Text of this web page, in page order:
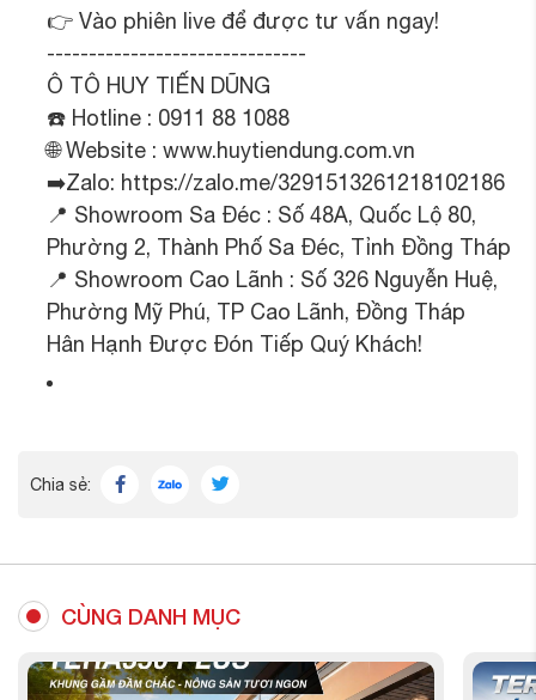
👉 Vào phiên live để được tư vấn ngay!
-------------------------------
Ô TÔ HUY TIẾN DŨNG
☎️ Hotline : 0911 88 1088
🌐 Website : www.huytiendung.com.vn
➡️Zalo: https://zalo.me/3291513261218102186
📍 Showroom Sa Đéc : Số 48A, Quốc Lộ 80,
Phường 2, Thành Phố Sa Đéc, Tỉnh Đồng Tháp
📍 Showroom Cao Lãnh : Số 326 Nguyễn Huệ,
Phường Mỹ Phú, TP Cao Lãnh, Đồng Tháp
Hân Hạnh Được Đón Tiếp Quý Khách!
Chia sẻ:
CÙNG DANH MỤC